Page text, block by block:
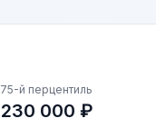
75-й перцентиль
230 000 ₽